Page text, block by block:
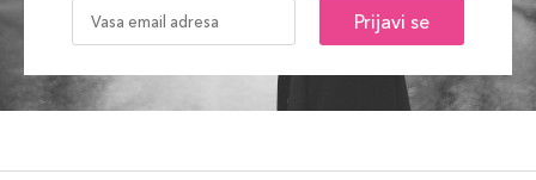
Prijavi se